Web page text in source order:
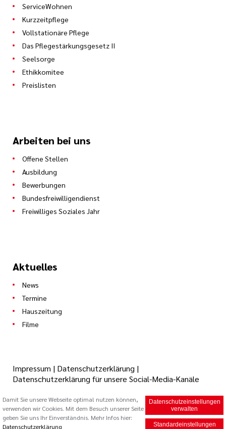
ServiceWohnen
Kurzzeitpflege
Vollstationäre Pflege
Das Pflegestärkungsgesetz II
Seelsorge
Ethikkomitee
Preislisten
Arbeiten bei uns
Offene Stellen
Ausbildung
Bewerbungen
Bundesfreiwilligendienst
Freiwilliges Soziales Jahr
Aktuelles
News
Termine
Hauszeitung
Filme
© 2026 Caritas Trägergesellschaft Saarbrücken mbH (cts)
Impressum | Datenschutzerklärung |
Datenschutzerklärung für unsere Social-Media-Kanäle
Datenschutzeinstellungen
verwalten
Standardeinstellungen
Damit Sie unsere Webseite optimal nutzen können,
verwenden wir Cookies. Mit dem Besuch unserer Seite
geben Sie uns Ihr Einverständnis. Mehr Infos hier:
Datenschutzerklärung